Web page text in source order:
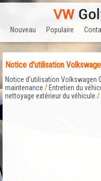
Nouveau Populaire
Notice d'utilisation
Notice d'utilisation Volkswagen
maintenance / Entretien du
nettoyage extérieur du véhicule /